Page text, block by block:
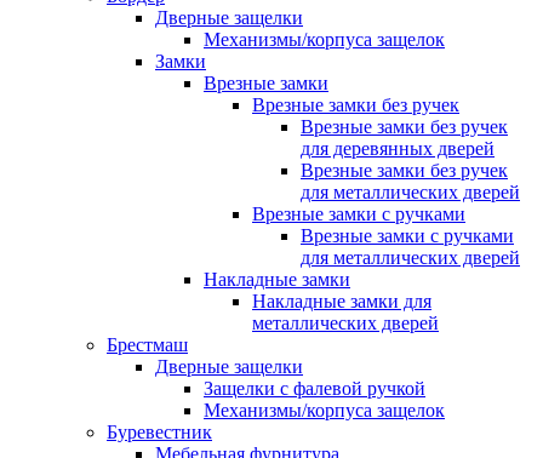
Дверные защелки
Механизмы/корпуса защелок
Замки
Врезные замки
Врезные замки без ручек
Врезные замки без ручек
для деревянных дверей
Врезные замки без ручек
для металлических дверей
Врезные замки с ручками
Врезные замки с ручками
для металлических дверей
Накладные замки
Накладные замки для
металлических дверей
Брестмаш
Дверные защелки
Защелки с фалевой ручкой
Механизмы/корпуса защелок
Буревестник